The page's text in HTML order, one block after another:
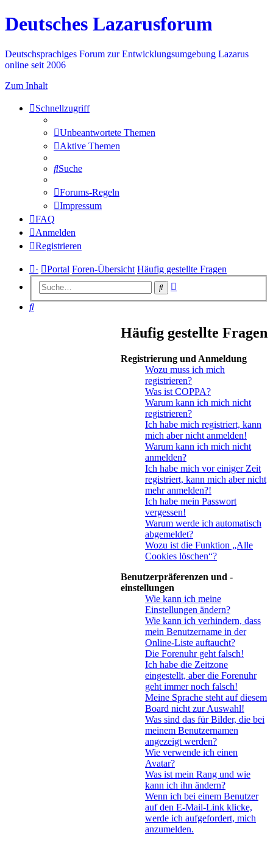
Deutsches Lazarusforum
Deutschsprachiges Forum zur Entwicklungsumgebung Lazarus
online seit 2006
Zum Inhalt
Schnellzugriff
Unbeantwortete Themen
Aktive Themen
Suche
Forums-Regeln
Impressum
FAQ
Anmelden
Registrieren
· Portal Foren-Übersicht Häufig gestellte Fragen
Suche
Suche
Häufig gestellte Fragen
Registrierung und Anmeldung
Wozu muss ich mich
registrieren?
Was ist COPPA?
Warum kann ich mich nicht
registrieren?
Ich habe mich registriert, kann
mich aber nicht anmelden!
Warum kann ich mich nicht
anmelden?
Ich habe mich vor einiger Zeit
registriert, kann mich aber nicht
mehr anmelden?!
Ich habe mein Passwort
vergessen!
Warum werde ich automatisch
abgemeldet?
Wozu ist die Funktion „Alle
Cookies löschen“?
Benutzerpräferenzen und -
einstellungen
Wie kann ich meine
Einstellungen ändern?
Wie kann ich verhindern, dass
mein Benutzername in der
Online-Liste auftaucht?
Die Forenuhr geht falsch!
Ich habe die Zeitzone
eingestellt, aber die Forenuhr
geht immer noch falsch!
Meine Sprache steht auf diesem
Board nicht zur Auswahl!
Was sind das für Bilder, die bei
meinem Benutzernamen
angezeigt werden?
Wie verwende ich einen
Avatar?
Was ist mein Rang und wie
kann ich ihn ändern?
Wenn ich bei einem Benutzer
auf den E-Mail-Link klicke,
werde ich aufgefordert, mich
anzumelden.